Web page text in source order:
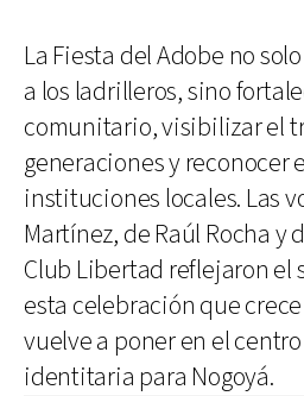
La Fiesta del Adobe no
a los ladrilleros, sino
comunitario, visibilizar el
generaciones y reconocer
instituciones locales. Las
Martínez, de Raúl Rocha y
Club Libertad reflejaron
esta celebración que
vuelve a poner en el
identitaria para Nogoyá.